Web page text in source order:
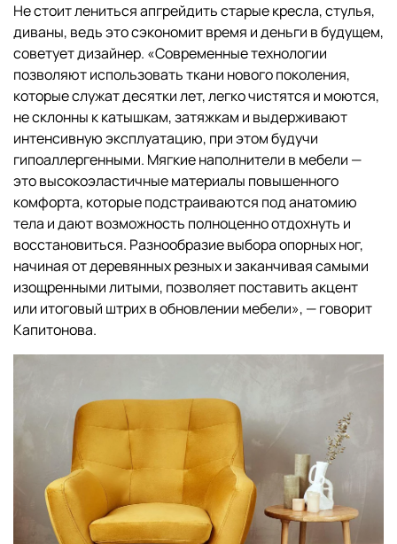
Не стоит лениться апгрейдить старые кресла, стулья,
диваны, ведь это сэкономит время и деньги в будущем,
советует дизайнер. «Современные технологии
позволяют использовать ткани нового поколения,
которые служат десятки лет, легко чистятся и моются,
не склонны к катышкам, затяжкам и выдерживают
интенсивную эксплуатацию, при этом будучи
гипоаллергенными. Мягкие наполнители в мебели —
это высокоэластичные материалы повышенного
комфорта, которые подстраиваются под анатомию
тела и дают возможность полноценно отдохнуть и
восстановиться. Разнообразие выбора опорных ног,
начиная от деревянных резных и заканчивая самыми
изощренными литыми, позволяет поставить акцент
или итоговый штрих в обновлении мебели», — говорит
Капитонова.